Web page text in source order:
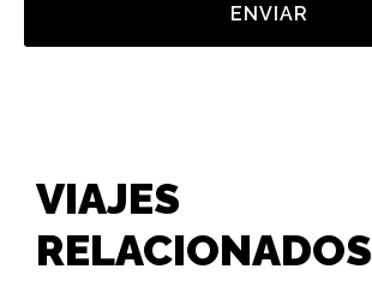
ENVIAR
VIAJES
RELACIONADOS